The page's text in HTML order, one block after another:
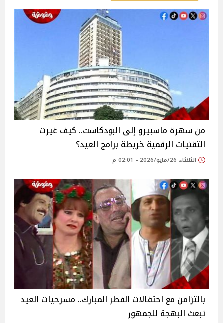
من سهرة ماسبيرو إلى البودكاست.. كيف غيرت
التقنيات الرقمية خريطة برامج العيد؟
الثلاثاء 26/مايو/2026 - 02:01 م
بالتزامن مع احتفالات الفطر المبارك.. مسرحيات العيد
تبعث البهجة للجمهور